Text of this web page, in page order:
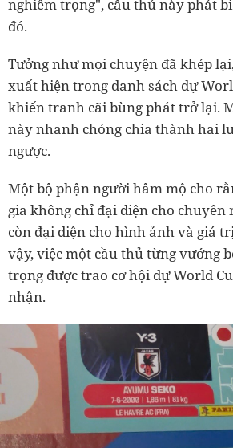
nghiêm trọng", cầu thủ này phát
đó.
Tưởng như mọi chuyện đã khép
xuất hiện trong danh sách dự
khiến tranh cãi bùng phát trở lại.
này nhanh chóng chia thành hai
ngược.
Một bộ phận người hâm mộ cho
gia không chỉ đại diện cho chuyên
còn đại diện cho hình ảnh và giá
vậy, việc một cầu thủ từng vướng
trọng được trao cơ hội dự World
nhận.